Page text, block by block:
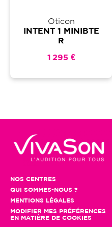
Oticon
INTENT 1 MINIBTE
R
1 295 €
NOS CENTRES
QUI SOMMES-NOUS ?
MENTIONS LÉGALES
MODIFIER MES PRÉFÉRENCES
EN MATIÈRE DE COOKIES